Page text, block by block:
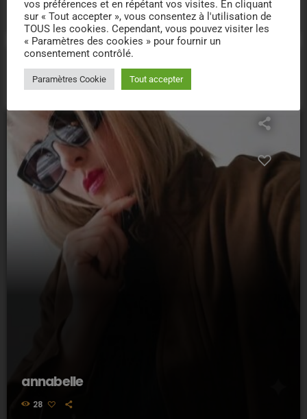
11
annabelle
28
vos préférences et en répétant vos visites. En cliquant
sur « Tout accepter », vous consentez à l'utilisation de
TOUS les cookies. Cependant, vous pouvez visiter les
« Paramètres des cookies » pour fournir un
consentement contrôlé.
Paramètres Cookie Tout accepter